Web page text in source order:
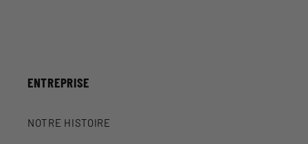
ENTREPRISE
NOTRE HISTOIRE